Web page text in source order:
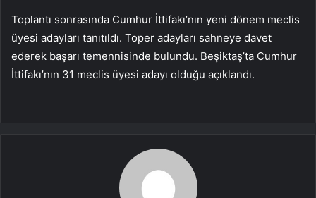
Toplantı sonrasında Cumhur İttifakı’nın yeni dönem meclis
üyesi adayları tanıtıldı. Toper adayları sahneye davet
ederek başarı temennisinde bulundu. Beşiktaş’ta Cumhur
İttifakı’nın 31 meclis üyesi adayı olduğu açıklandı.